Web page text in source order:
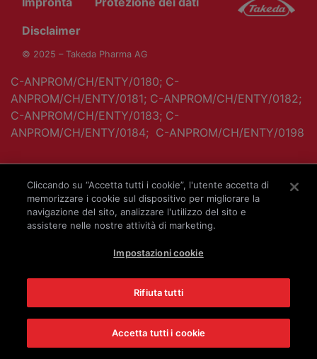
Disclaimer
© 2025 – Takeda Pharma AG
C-ANPROM/CH/ENTY/0180; C-
ANPROM/CH/ENTY/0181; C-ANPROM/CH/ENTY/0182;
C-ANPROM/CH/ENTY/0183; C-
ANPROM/CH/ENTY/0184; C-ANPROM/CH/ENTY/0198
Cliccando su “Accetta tutti i cookie”, l'utente accetta di
memorizzare i cookie sul dispositivo per migliorare la
navigazione del sito, analizzare l'utilizzo del sito e
assistere nelle nostre attività di marketing.
Impostazioni cookie
Rifiuta tutti
Accetta tutti i cookie